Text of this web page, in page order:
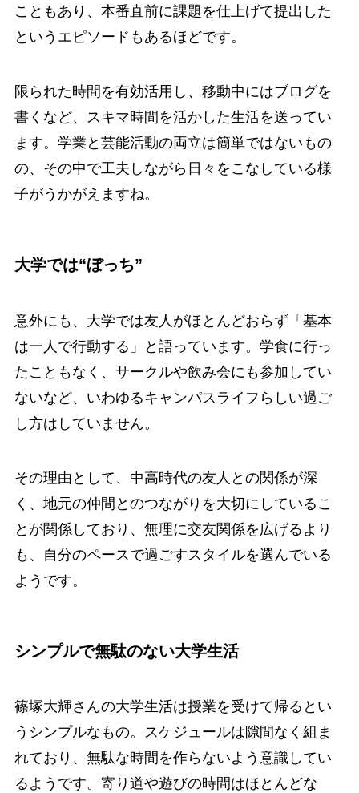
こともあり、本番直前に課題を仕上げて提出した
というエピソードもあるほどです。
限られた時間を有効活用し、移動中にはブログを
書くなど、スキマ時間を活かした生活を送ってい
ます。学業と芸能活動の両立は簡単ではないもの
の、その中で工夫しながら日々をこなしている様
子がうかがえますね。
大学では“ぼっち”
意外にも、大学では友人がほとんどおらず「基本
は一人で行動する」と語っています。学食に行っ
たこともなく、サークルや飲み会にも参加してい
ないなど、いわゆるキャンパスライフらしい過ご
し方はしていません。
その理由として、中高時代の友人との関係が深
く、地元の仲間とのつながりを大切にしているこ
とが関係しており、無理に交友関係を広げるより
も、自分のペースで過ごすスタイルを選んでいる
ようです。
シンプルで無駄のない大学生活
篠塚大輝さんの大学生活は授業を受けて帰るとい
うシンプルなもの。スケジュールは隙間なく組ま
れており、無駄な時間を作らないよう意識してい
るようです。寄り道や遊びの時間はほとんどな